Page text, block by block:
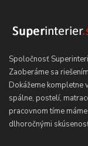
Spoločnosť
Zaoberáme sa
Dokážeme kompletne
spálne, postelí,
pracovnom tíme
dlhoročnými